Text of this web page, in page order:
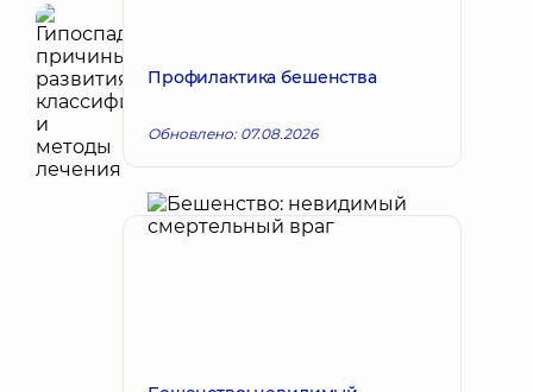
Профилактика бешенства
Обновлено: 07.08.2026